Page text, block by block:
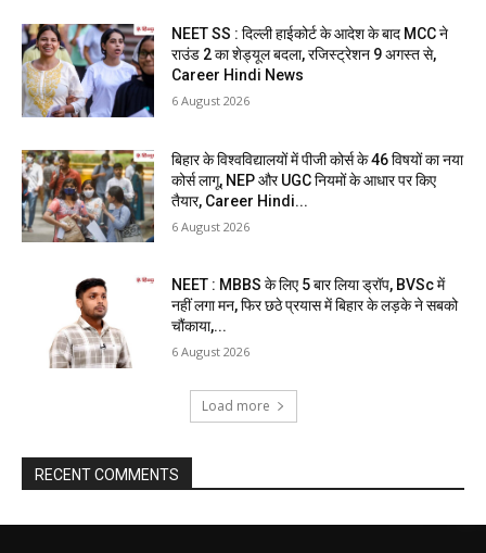
NEET SS : दिल्ली हाईकोर्ट के आदेश के बाद MCC ने
राउंड 2 का शेड्यूल बदला, रजिस्ट्रेशन 9 अगस्त से,
Career Hindi News
6 August 2026
बिहार के विश्वविद्यालयों में पीजी कोर्स के 46 विषयों का नया
कोर्स लागू, NEP और UGC नियमों के आधार पर किए
तैयार, Career Hindi...
6 August 2026
NEET : MBBS के लिए 5 बार लिया ड्रॉप, BVSc में
नहीं लगा मन, फिर छठे प्रयास में बिहार के लड़के ने सबको
चौंकाया,...
6 August 2026
Load more
RECENT COMMENTS